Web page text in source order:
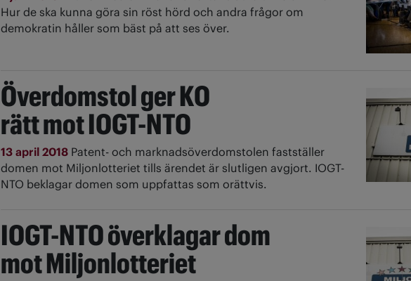
Hur de ska kunna göra sin röst hörd och andra frågor om
demokratin håller som bäst på att ses över.
Överdomstol ger KO
rätt mot IOGT-NTO
13 april 2018 Patent- och marknadsöverdomstolen fastställer
domen mot Miljonlotteriet tills ärendet är slutligen avgjort. IOGT-
NTO beklagar domen som uppfattas som orättvis.
IOGT-NTO överklagar dom
mot Miljonlotteriet